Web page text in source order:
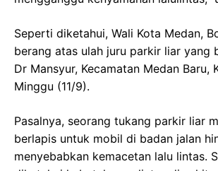
Seperti diketahui, Wali Kota Medan,
berang atas ulah juru parkir liar yang
Dr Mansyur, Kecamatan Medan Baru,
Minggu (11/9).
Pasalnya, seorang tukang parkir liar
berlapis untuk mobil di badan jalan
menyebabkan kemacetan lalu lintas.